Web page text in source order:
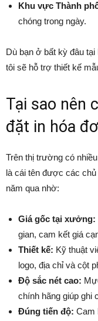
Khu vực Thành
chóng trong ngày.
Dù bạn ở bất kỳ đâu tại
tôi sẽ hỗ trợ thiết kế
Tại sao nên
đặt in hóa
Trên thị trường có
là cái tên được các
năm qua nhờ:
Giá gốc tại xưởng:
gian, cam kết giá
Thiết kế: Kỹ thuật
logo, địa chỉ và cột
Độ sắc nét cao:
chính hãng giúp ghi
Đúng tiến độ: Cam